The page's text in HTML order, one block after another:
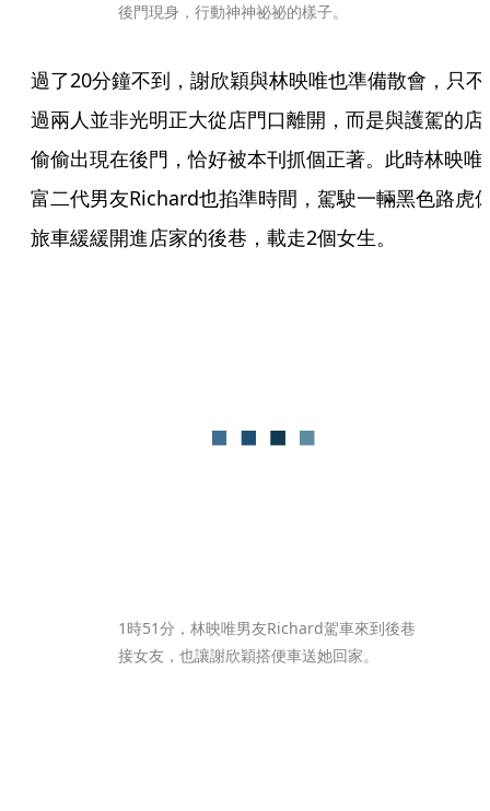
後門現身，行動神神祕祕的樣子。
過了20分鐘不到，謝欣穎與林映唯也準備散會，只不
過兩人並非光明正大從店門口離開，而是與護駕的店
偷偷出現在後門，恰好被本刊抓個正著。此時林映唯
富二代男友Richard也掐準時間，駕駛一輛黑色路虎
旅車緩緩開進店家的後巷，載走2個女生。
1時51分，林映唯男友Richard駕車來到後巷
接女友，也讓謝欣穎搭便車送她回家。